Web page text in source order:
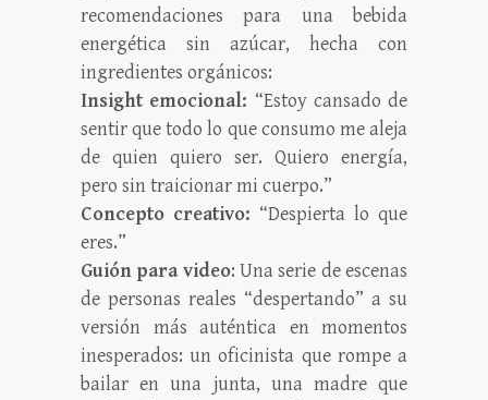
recomendaciones para una bebida
energética sin azúcar, hecha con
ingredientes orgánicos:
Insight emocional: “Estoy cansado de
sentir que todo lo que consumo me aleja
de quien quiero ser. Quiero energía,
pero sin traicionar mi cuerpo.”
Concepto creativo: “Despierta lo que
eres.”
Guión para video: Una serie de escenas
de personas reales “despertando” a su
versión más auténtica en momentos
inesperados: un oficinista que rompe a
bailar en una junta, una madre que